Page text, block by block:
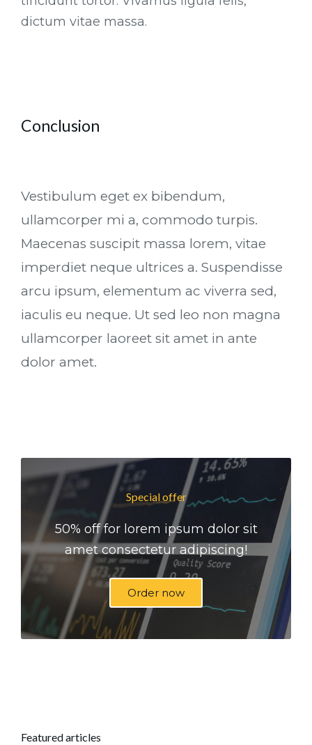
dictum vitae massa.
Conclusion
Vestibulum eget ex bibendum,
ullamcorper mi a, commodo turpis.
Maecenas suscipit massa lorem, vitae
imperdiet neque ultrices a. Suspendisse
arcu ipsum, elementum ac viverra sed,
iaculis eu neque. Ut sed leo non magna
ullamcorper laoreet sit amet in ante
dolor amet.
Special offer
50% off for lorem ipsum dolor sit
amet consectetur adipiscing!
Order now
Featured articles